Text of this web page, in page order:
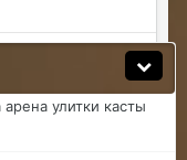
суть
.
08/04/26 08:56 PM
улитки касты